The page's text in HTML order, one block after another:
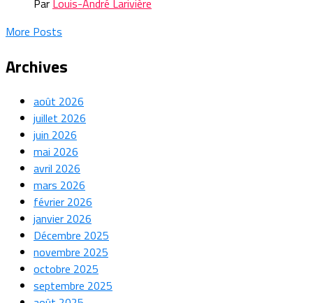
Par Louis-André Larivière
More Posts
Archives
août 2026
juillet 2026
juin 2026
mai 2026
avril 2026
mars 2026
février 2026
janvier 2026
Décembre 2025
novembre 2025
octobre 2025
septembre 2025